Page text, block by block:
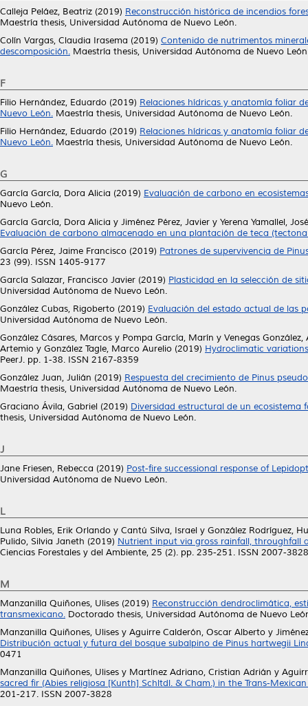
Calleja Peláez, Beatriz (2019) Reconstrucción histórica de incendios
Maestría thesis, Universidad Autónoma de Nuevo León.
Colín Vargas, Claudia Irasema (2019) Contenido de nutrimentos
descomposición. Maestría thesis, Universidad Autónoma de Nuevo
F
Filio Hernández, Eduardo (2019) Relaciones hídricas y anatomía foliar
Nuevo León. Maestría thesis, Universidad Autónoma de Nuevo León.
Filio Hernández, Eduardo (2019) Relaciones hídricas y anatomía foliar
Nuevo León. Maestría thesis, Universidad Autónoma de Nuevo León.
G
García García, Dora Alicia (2019) Evaluación de carbono en
Nuevo León.
García García, Dora Alicia y Jiménez Pérez, Javier y Yerena Yamallel,
Evaluación de carbono almacenado en una plantación de teca
García Pérez, Jaime Francisco (2019) Patrones de supervivencia de
23 (99). ISSN 1405-9177
García Salazar, Francisco Javier (2019) Plasticidad en la selección de
Universidad Autónoma de Nuevo León.
González Cubas, Rigoberto (2019) Evaluación del estado actual de las
Universidad Autónoma de Nuevo León.
González Cásares, Marcos y Pompa García, Marín y Venegas González,
Artemio y González Tagle, Marco Aurelio (2019) Hydroclimatic
PeerJ. pp. 1-38. ISSN 2167-8359
González Juan, Julián (2019) Respuesta del crecimiento de Pinus
Maestría thesis, Universidad Autónoma de Nuevo León.
Graciano Ávila, Gabriel (2019) Diversidad estructural de un ecosistema
thesis, Universidad Autónoma de Nuevo León.
J
Jane Friesen, Rebecca (2019) Post-fire successional response of
Universidad Autónoma de Nuevo León.
L
Luna Robles, Erik Orlando y Cantú Silva, Israel y González Rodríguez,
Pulido, Silvia Janeth (2019) Nutrient input via gross rainfall, throughfall
Ciencias Forestales y del Ambiente, 25 (2). pp. 235-251. ISSN 2007-3828
M
Manzanilla Quiñones, Ulises (2019) Reconstrucción dendroclimática,
transmexicano. Doctorado thesis, Universidad Autónoma de Nuevo
Manzanilla Quiñones, Ulises y Aguirre Calderón, Oscar Alberto y
Distribución actual y futura del bosque subalpino de Pinus hartwegii
0471
Manzanilla Quiñones, Ulises y Martínez Adriano, Cristian Adrián y
sacred fir (Abies religiosa [Kunth] Schltdl. & Cham.) in the Trans-
201-217. ISSN 2007-3828